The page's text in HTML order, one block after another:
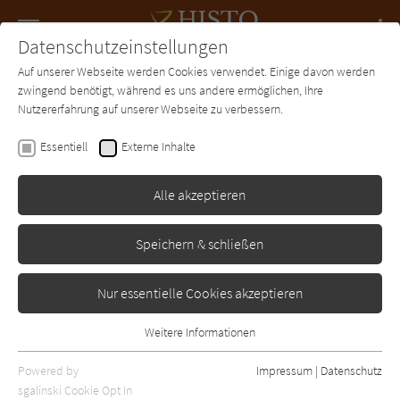
SUCHE Forum Charts Newsletter
Boris Meyn
Der eiserne Wal
Erschienen: Januar 2002 Bibliogr. Angaben
Datenschutzeinstellungen
Auf unserer Webseite werden Cookies verwendet. Einige davon werden
zwingend benötigt, während es uns andere ermöglichen, Ihre
Nutzererfahrung auf unserer Webseite zu verbessern.
Essentiell Externe Inhalte
Alle akzeptieren
Speichern & schließen
Nur essentielle Cookies akzeptieren
Essentielle Cookies werden für grundlegende Funktionen der
Webseite benötigt. Dadurch ist gewährleistet, dass die Webseite
Weitere Informationen
Powered by
sgalinski Cookie Opt In
Impressum | Datenschutz